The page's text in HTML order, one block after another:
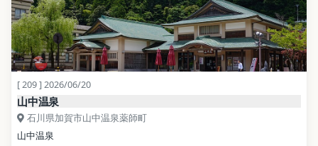
[ 209 ] 2026/06/20
山中温泉
石川県加賀市山中温泉薬師町
山中温泉